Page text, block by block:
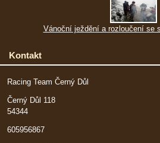
Vánoční ježdění a rozloučení se
Kontakt
Racing Team Černý Důl
Černý Důl 118
54344
605956867